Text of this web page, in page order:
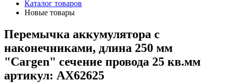
Каталог товаров
Новые товары
Перемычка аккумулятора с
наконечниками, длина 250 мм
"Cargen" сечение провода 25 кв.мм
артикул: AX62625